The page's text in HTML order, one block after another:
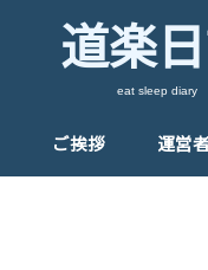
道楽
eat sleep diary
ご挨拶 運営